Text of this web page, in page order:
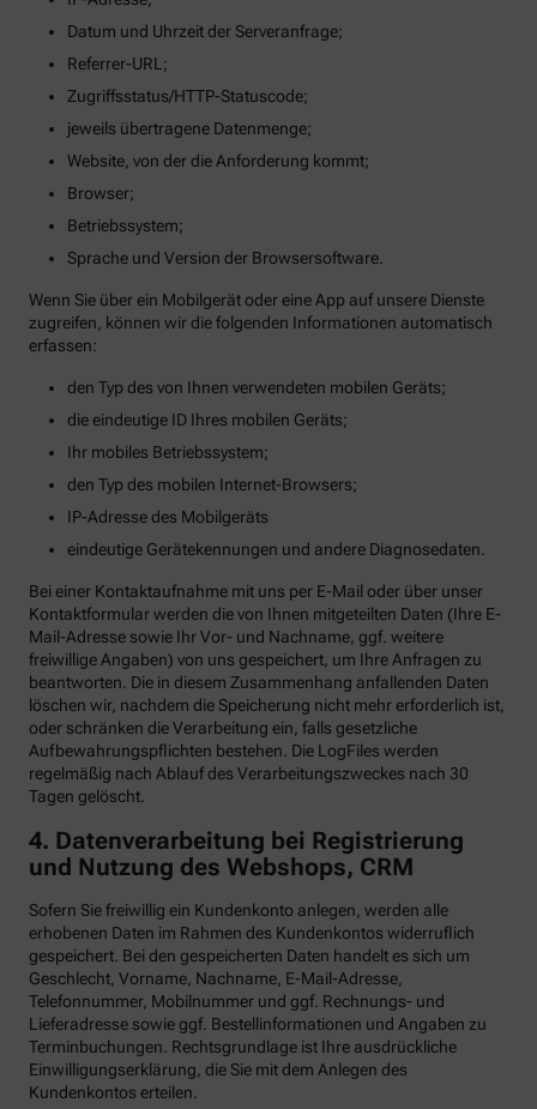
Datum und Uhrzeit der Serveranfrage;
Referrer-URL;
Zugriffsstatus/HTTP-Statuscode;
jeweils übertragene Datenmenge;
Website, von der die Anforderung kommt;
Browser;
Betriebssystem;
Sprache und Version der Browsersoftware.
Wenn Sie über ein Mobilgerät oder eine App auf unsere Dienste
zugreifen, können wir die folgenden Informationen automatisch
erfassen:
den Typ des von Ihnen verwendeten mobilen Geräts;
die eindeutige ID Ihres mobilen Geräts;
Ihr mobiles Betriebssystem;
den Typ des mobilen Internet-Browsers;
IP-Adresse des Mobilgeräts
eindeutige Gerätekennungen und andere Diagnosedaten.
Bei einer Kontaktaufnahme mit uns per E-Mail oder über unser
Kontaktformular werden die von Ihnen mitgeteilten Daten (Ihre E-
Mail-Adresse sowie Ihr Vor- und Nachname, ggf. weitere
freiwillige Angaben) von uns gespeichert, um Ihre Anfragen zu
beantworten. Die in diesem Zusammenhang anfallenden Daten
löschen wir, nachdem die Speicherung nicht mehr erforderlich ist,
oder schränken die Verarbeitung ein, falls gesetzliche
Aufbewahrungspflichten bestehen. Die LogFiles werden
regelmäßig nach Ablauf des Verarbeitungszweckes nach 30
Tagen gelöscht.
4. Datenverarbeitung bei Registrierung
und Nutzung des Webshops, CRM
Sofern Sie freiwillig ein Kundenkonto anlegen, werden alle
erhobenen Daten im Rahmen des Kundenkontos widerruflich
gespeichert. Bei den gespeicherten Daten handelt es sich um
Geschlecht, Vorname, Nachname, E-Mail-Adresse,
Telefonnummer, Mobilnummer und ggf. Rechnungs- und
Lieferadresse sowie ggf. Bestellinformationen und Angaben zu
Terminbuchungen. Rechtsgrundlage ist Ihre ausdrückliche
Einwilligungserklärung, die Sie mit dem Anlegen des
Kundenkontos erteilen.